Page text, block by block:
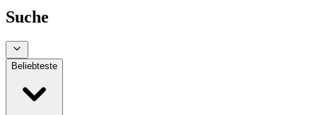
Suche
Beliebteste